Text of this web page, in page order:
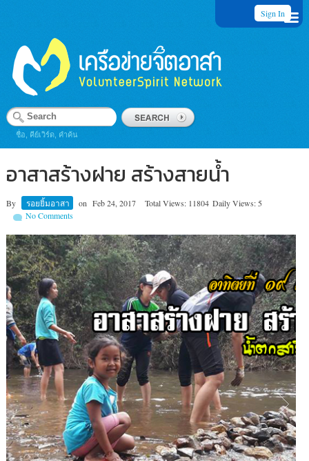
Sign In
ชื่อ, คีย์เวิร์ด, คำค้น
อาสาสร้างฝาย สร้างสายน้ำ
By รอยยิ้มอาสา on Feb 24, 2017 Total Views: 11804 Daily Views: 5
No Comments